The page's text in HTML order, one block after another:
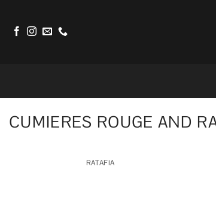
content
CUMIERES ROUGE AND
RATAFIA